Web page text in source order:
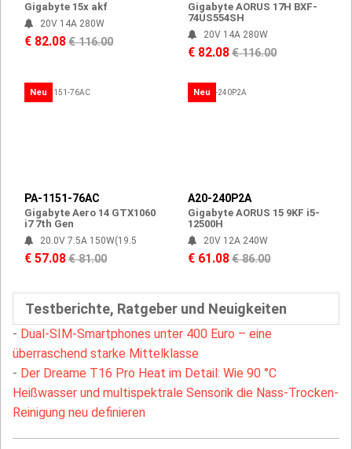
Gigabyte 15x akf
20V 14A 280W
€ 82.08€ 116.00
Gigabyte AORUS 17H BXF-
74US554SH
20V 14A 280W
€ 82.08€ 116.00
Neu
PA-1151-76AC
Gigabyte Aero 14 GTX1060
i7 7th Gen
20.0V 7.5A 150W(19.5
€ 57.08€ 81.00
Neu
A20-240P2A
Gigabyte AORUS 15 9KF i5-
12500H
20V 12A 240W
€ 61.08€ 86.00
Testberichte, Ratgeber und Neuigkeiten
- Dual-SIM-Smartphones unter 400 Euro – eine
überraschend starke Mittelklasse
- Der Dreame T16 Pro Heat im Detail: Wie 90 °C
Heißwasser und multispektrale Sensorik die Nass-Trocken-
Reinigung neu definieren